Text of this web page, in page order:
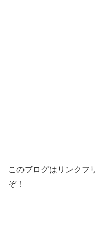
このブログはリンクフ
ぞ！